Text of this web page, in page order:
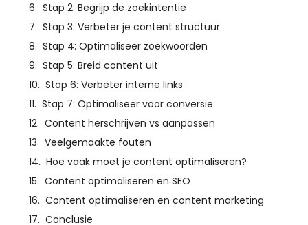
Stap 2: Begrijp de zoekintentie
Stap 3: Verbeter je content structuur
Stap 4: Optimaliseer zoekwoorden
Stap 5: Breid content uit
Stap 6: Verbeter interne links
Stap 7: Optimaliseer voor conversie
Content herschrijven vs aanpassen
Veelgemaakte fouten
Hoe vaak moet je content optimaliseren?
Content optimaliseren en SEO
Content optimaliseren en content marketing
Conclusie